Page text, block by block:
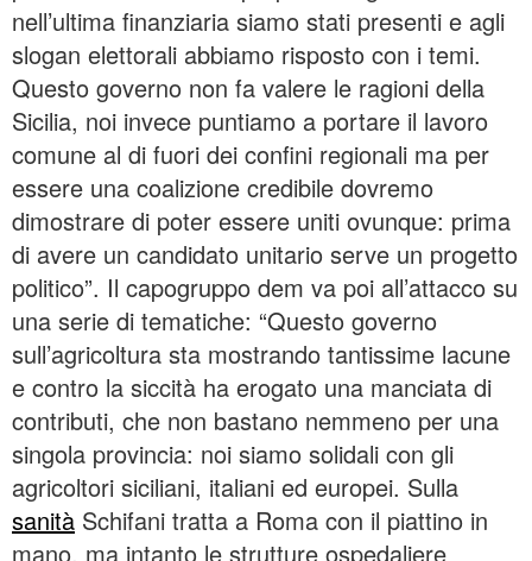
nell’ultima finanziaria siamo stati presenti e agli
slogan elettorali abbiamo risposto con i temi.
Questo governo non fa valere le ragioni della
Sicilia, noi invece puntiamo a portare il lavoro
comune al di fuori dei confini regionali ma per
essere una coalizione credibile dovremo
dimostrare di poter essere uniti ovunque: prima
di avere un candidato unitario serve un progetto
politico”. Il capogruppo dem va poi all’attacco su
una serie di tematiche: “Questo governo
sull’agricoltura sta mostrando tantissime lacune
e contro la siccità ha erogato una manciata di
contributi, che non bastano nemmeno per una
singola provincia: noi siamo solidali con gli
agricoltori siciliani, italiani ed europei. Sulla
sanità Schifani tratta a Roma con il piattino in
mano, ma intanto le strutture ospedaliere